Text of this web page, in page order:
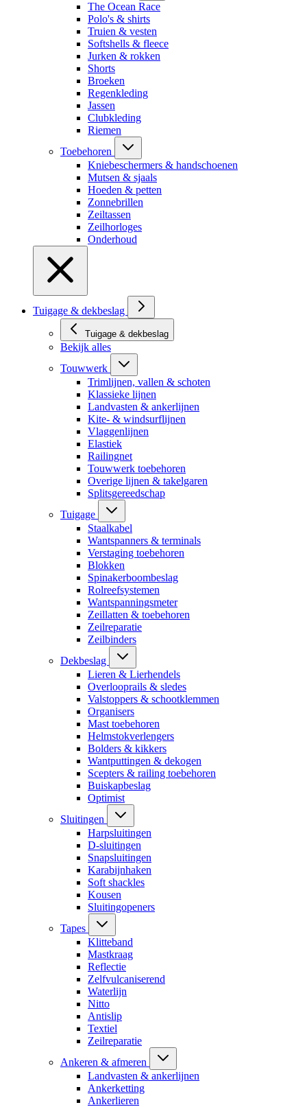
The Ocean Race
Polo's & shirts
Truien & vesten
Softshells & fleece
Jurken & rokken
Shorts
Broeken
Regenkleding
Jassen
Clubkleding
Riemen
Toebehoren
Kniebeschermers & handschoenen
Mutsen & sjaals
Hoeden & petten
Zonnebrillen
Zeiltassen
Zeilhorloges
Onderhoud
Tuigage & dekbeslag
Tuigage & dekbeslag
Bekijk alles
Touwwerk
Trimlijnen, vallen & schoten
Klassieke lijnen
Landvasten & ankerlijnen
Kite- & windsurflijnen
Vlaggenlijnen
Elastiek
Railingnet
Touwwerk toebehoren
Overige lijnen & takelgaren
Splitsgereedschap
Tuigage
Staalkabel
Wantspanners & terminals
Verstaging toebehoren
Blokken
Spinakerboombeslag
Rolreefsystemen
Wantspanningsmeter
Zeillatten & toebehoren
Zeilreparatie
Zeilbinders
Dekbeslag
Lieren & Lierhendels
Overlooprails & sledes
Valstoppers & schootklemmen
Organisers
Mast toebehoren
Helmstokverlengers
Bolders & kikkers
Wantputtingen & dekogen
Scepters & railing toebehoren
Buiskapbeslag
Optimist
Sluitingen
Harpsluitingen
D-sluitingen
Snapsluitingen
Karabijnhaken
Soft shackles
Kousen
Sluitingopeners
Tapes
Klitteband
Mastkraag
Reflectie
Zelfvulcaniserend
Waterlijn
Nitto
Antislip
Textiel
Zeilreparatie
Ankeren & afmeren
Landvasten & ankerlijnen
Ankerketting
Ankerlieren